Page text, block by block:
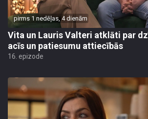
pirms 1 nedēļas, 4 dienām
Vita un Lauris Valteri atklāti par
acīs un patiesumu attiecībās
16. epizode